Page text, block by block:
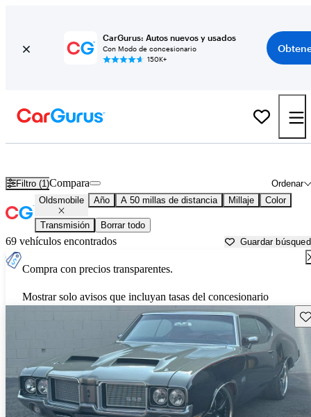
CarGurus: Autos nuevos y usados
Con Modo de concesionario
150K+
Filtro (1) Ordenar
Compara
Oldsmobile Año A 50 millas de distancia Millaje Color
Transmisión Borrar todo
69 vehículos encontrados Guardar
Compra con precios transparentes.
Mostrar solo avisos que incluyan tasas del concesionario